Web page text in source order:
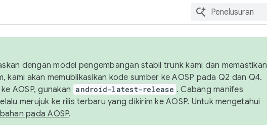
dengan model pengembangan stabil trunk kami dan memastikan
akan memublikasikan kode sumber ke AOSP pada Q2 dan Q4.
AOSP, gunakan android-latest-release . Cabang manifes
merujuk ke rilis terbaru yang dikirim ke AOSP. Untuk mengetahui
pada AOSP.